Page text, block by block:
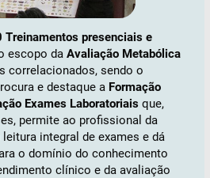
Treinamentos presenciais e
escopo da Avaliação Metabólica
correlacionados, sendo o
e destaque a Formação
Exames Laboratoriais que,
permite ao profissional da
integral de exames e dá
o domínio do conhecimento
clínico e da avaliação